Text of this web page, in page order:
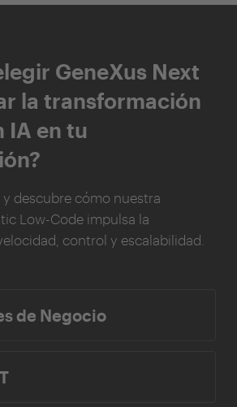
GeneXus Next
la transformación
IA en tu
descubre cómo nuestra
Low-Code impulsa la
control y escalabilidad.
de Negocio